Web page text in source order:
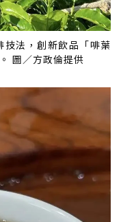
技法，創新飲品「啡葉
圖／方政倫提供